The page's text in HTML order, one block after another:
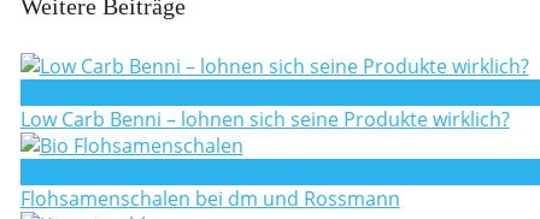
Weitere Beiträge
Low Carb Benni – lohnen sich seine Produkte wirklich?
Flohsamenschalen bei dm und Rossmann